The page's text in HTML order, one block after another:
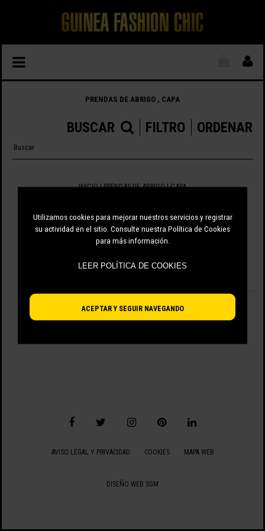
Utilizamos cookies para mejorar nuestros servicios y registrar
su actividad en el sitio. Consulte nuestra Política de Cookies
para más información.
ACEPTAR Y SEGUIR NAVEGANDO
PRENDAS DE ABRIGO , CAPA
ORDENAR
FILTRO
BUSCAR
INICIO|PRENDAS DE ABRIGO| CAPA
No hay artículos disponibles.
VIENDO 0 - 0 DE 0 ARTÍCULOS
AVISO LEGAL Y PRIVACIDAD COOKIES MAPA WEB
DISEÑO WEB SGM
LEER POLÍTICA DE COOKIES